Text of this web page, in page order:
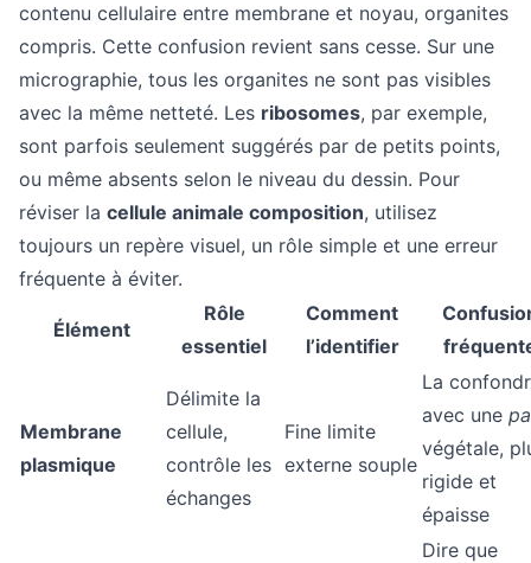
contenu cellulaire entre membrane et noyau, organites
compris. Cette confusion revient sans cesse. Sur une
micrographie, tous les organites ne sont pas visibles
avec la même netteté. Les ribosomes, par exemple,
sont parfois seulement suggérés par de petits points,
ou même absents selon le niveau du dessin. Pour
réviser la cellule animale composition, utilisez
toujours un repère visuel, un rôle simple et une erreur
fréquente à éviter.
Élément
Rôle
essentiel
Comment
l’identifier
Membrane
plasmique
Délimite la
cellule,
contrôle les
échanges
Fine limite
externe souple
La
avec une
végétale,
rigide et
épaisse
Dire que